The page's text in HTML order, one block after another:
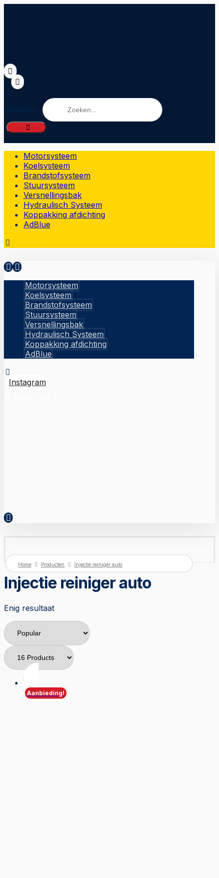
Zoeken...
Motorsysteem
Koelsysteem
Brandstofsysteem
Stuursysteem
Versnellingsbak
Hydraulisch Systeem
Koppakking afdichting
AdBlue
Motorsysteem
Koelsysteem
Brandstofsysteem
Stuursysteem
Versnellingsbak
Hydraulisch Systeem
Koppakking afdichting
AdBlue
Instagram
Home Producten Injectie reiniger auto
Injectie reiniger auto
Enig resultaat
Aanbieding!